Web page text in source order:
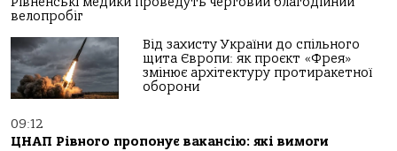
велопробіг
Від захисту України до спільного
щита Європи: як проєкт «Фрея»
змінює архітектуру протиракетної
оборони
09:12
ЦНАП Рівного пропонує вакансію: які вимоги